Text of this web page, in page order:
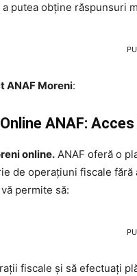
putea obține răspunsuri
ANAF Moreni:
ANAF:
online. ANAF oferă o
de operațiuni fiscale
permite să:
fiscale și să efectuați